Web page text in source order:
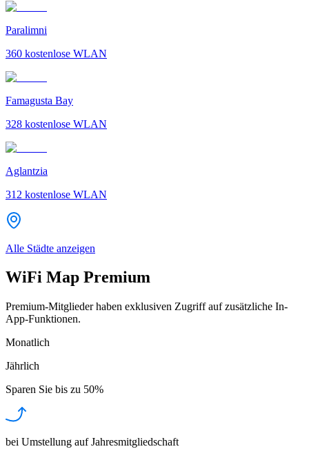
Paralimni
360 kostenlose WLAN
Famagusta Bay
328 kostenlose WLAN
Aglantzia
312 kostenlose WLAN
Alle Städte anzeigen
WiFi Map Premium
Premium-Mitglieder haben exklusiven Zugriff auf zusätzliche In-
App-Funktionen.
Monatlich
Jährlich
Sparen Sie bis zu 50%
bei Umstellung auf Jahresmitgliedschaft